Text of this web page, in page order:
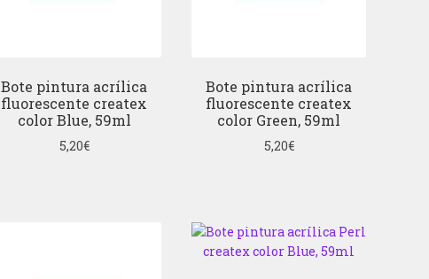
Bote pintura acrílica
fluorescente createx
color Blue, 59ml
5,20€
Bote pintura acrílica
fluorescente createx
color Green, 59ml
5,20€